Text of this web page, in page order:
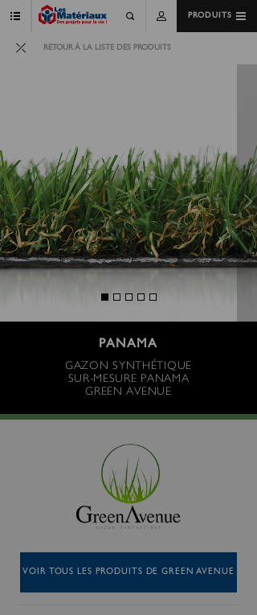
PRODUITS
RETOUR À LA LISTE DES PRODUITS
PANAMA
GAZON SYNTHÉTIQUE
SUR-MESURE PANAMA
GREEN AVENUE
VOIR TOUS LES PRODUITS DE GREEN AVENUE